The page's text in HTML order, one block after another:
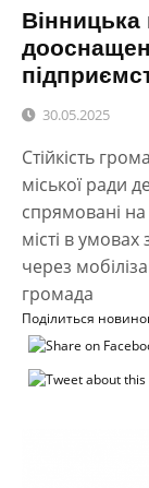
30.05.2025
Стійкість
міської ради
спрямовані
місті в
через
громада
Поділиться